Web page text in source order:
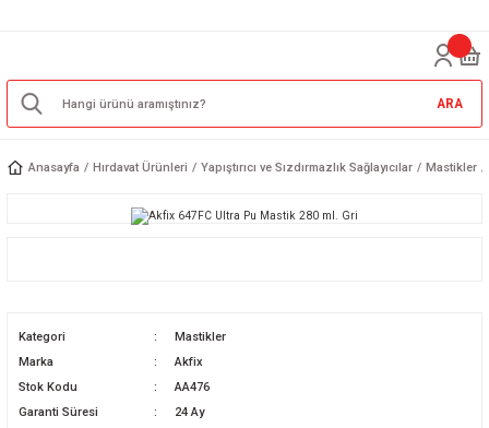
ARA
Anasayfa Hırdavat Ürünleri Yapıştırıcı ve Sızdırmazlık Sağlayıcılar Mastikler
Kategori
Mastikler
Marka
Akfix
Stok Kodu
AA476
Garanti Süresi
24 Ay